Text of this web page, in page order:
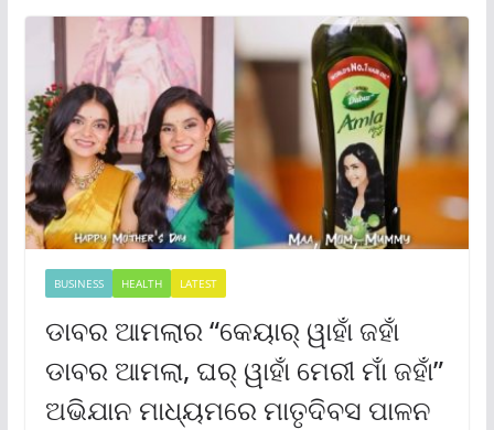
BUSINESS HEALTH LATEST
ଡାବର ଆମଲାର “କେୟାର୍ ୱାହାଁ ଜହାଁ
ଡାବର ଆମଲା, ଘର୍ ୱାହାଁ ମେରୀ ମାଁ ଜହାଁ”
ଅଭିଯାନ ମାଧ୍ୟମରେ ମାତୃଦିବସ ପାଳନ